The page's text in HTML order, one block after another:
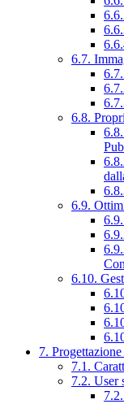
6.7.
6.8.
6.9.
6.10.
7.
7.1.
7.2. User